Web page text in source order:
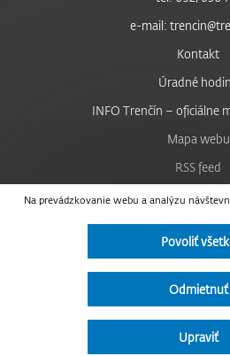
Na prevádzkovanie webu a analýzu
Povoliť
Odmietnuť
Upraviť
e-mail:
Kontakt
Úradné
INFO Trenčín – oficiálne
Mapa webu
RSS feed
Nastavenie
Facebook
Instagram
Vyhlásenie o